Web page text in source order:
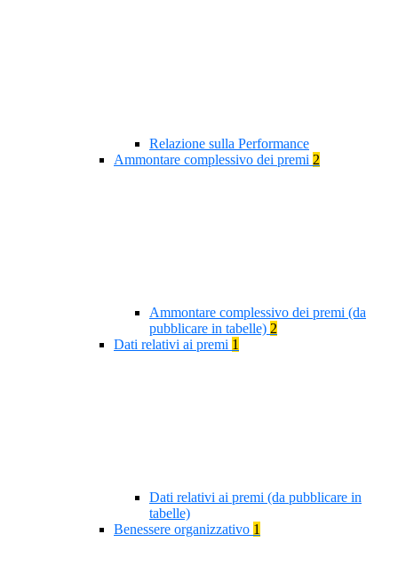
Relazione sulla Performance
Ammontare complessivo dei premi 2
Ammontare complessivo dei premi (da
pubblicare in tabelle) 2
Dati relativi ai premi 1
Dati relativi ai premi (da pubblicare in
tabelle)
Benessere organizzativo 1